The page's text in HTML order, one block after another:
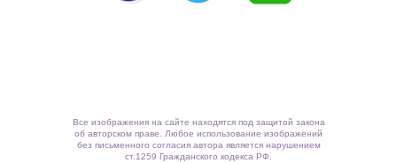
Все изображения на сайте находятся под защитой закона
об авторском праве. Любое использование изображений
без письменного согласия автора является нарушением
ст.1259 Гражданского кодекса РФ.